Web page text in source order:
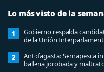
Lo más visto de la
1
Gobierno respalda
de la Unión
2
Antofagasta: Sernapesca
ballena jorobada y